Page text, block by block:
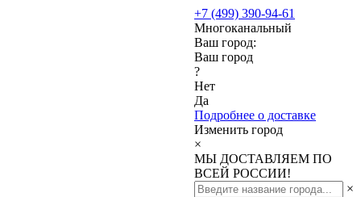
+7 (499) 390-94-61
Многоканальный
Ваш город:
Ваш город
?
Нет
Да
Подробнее о доставке
Изменить город
×
МЫ ДОСТАВЛЯЕМ ПО
ВСЕЙ РОССИИ!
×